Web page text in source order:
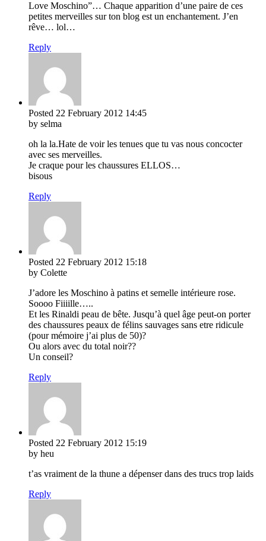
Love Moschino”… Chaque apparition d’une paire de ces
petites merveilles sur ton blog est un enchantement. J’en
rêve… lol…
Reply
Posted 22 February 2012 14:45
by selma
oh la la.Hate de voir les tenues que tu vas nous concocter
avec ses merveilles.
Je craque pour les chaussures ELLOS…
bisous
Reply
Posted 22 February 2012 15:18
by Colette
J’adore les Moschino à patins et semelle intérieure rose.
Soooo Fiiiille…..
Et les Rinaldi peau de bête. Jusqu’à quel âge peut-on porter
des chaussures peaux de félins sauvages sans etre ridicule
(pour mémoire j’ai plus de 50)?
Ou alors avec du total noir??
Un conseil?
Reply
Posted 22 February 2012 15:19
by heu
t’as vraiment de la thune a dépenser dans des trucs trop laids
Reply